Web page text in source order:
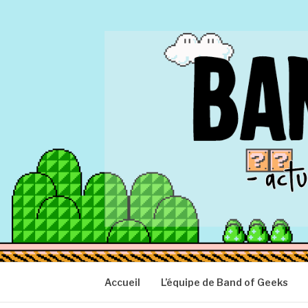
BAND OF
Actu Geek d'hier et d'aujourd'hui
Accueil L’équipe de Band of Geeks